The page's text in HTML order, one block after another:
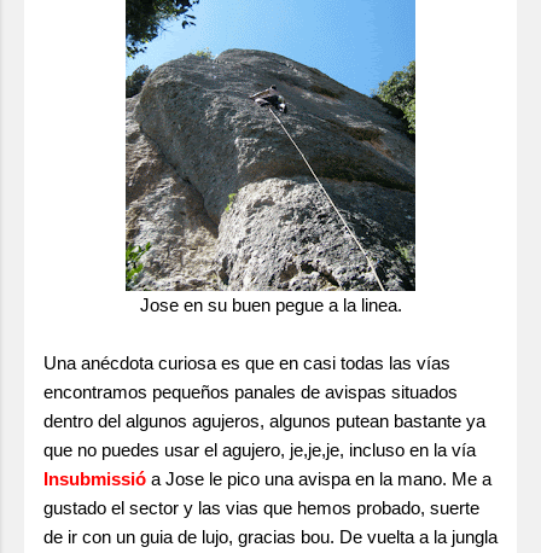
Jose en su buen pegue a la linea.
Una anécdota curiosa es que en casi todas las vías
encontramos pequeños panales de avispas situados
dentro del algunos agujeros, algunos putean bastante ya
que no puedes usar el agujero, je,je,je, incluso en la vía
Insubmissió a Jose le pico una avispa en la mano. Me a
gustado el sector y las vias que hemos probado, suerte
de ir con un guia de lujo, gracias bou. De vuelta a la jungla